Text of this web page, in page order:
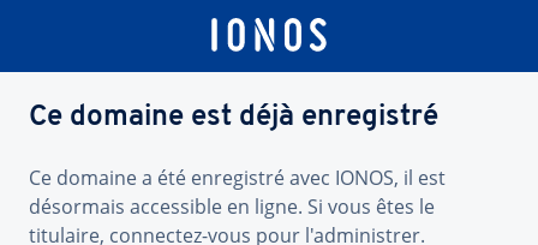
Ce domaine est déjà enregistré
Ce domaine a été enregistré avec IONOS, il est
désormais accessible en ligne. Si vous êtes le
titulaire, connectez-vous pour l'administrer.